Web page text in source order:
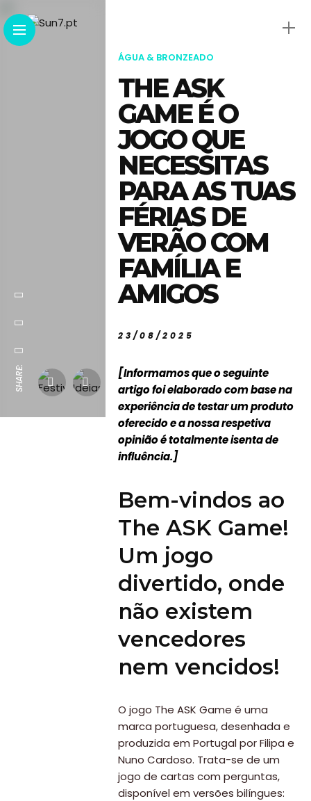
SHARE:
ÁGUA & BRONZEADO
THE ASK
GAME É O
JOGO QUE
NECESSITAS
PARA AS TUAS
FÉRIAS DE
VERÃO COM
FAMÍLIA E
AMIGOS
23/08/2025
[Informamos que o seguinte
artigo foi elaborado com base na
experiência de testar um produto
oferecido e a nossa respetiva
opinião é totalmente isenta de
influência.]
Bem-vindos ao
The ASK Game!
Um jogo
divertido, onde
não existem
vencedores
nem vencidos!
O jogo The ASK Game é uma
marca portuguesa, desenhada e
produzida em Portugal por Filipa e
Nuno Cardoso. Trata-se de um
jogo de cartas com perguntas,
disponível em versões bilíngues: